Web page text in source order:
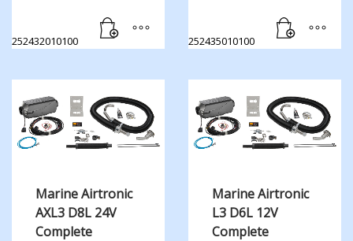
252432010100 252435010100
Marine Airtronic
AXL3 D8L 24V
Complete
Marine Airtronic
L3 D6L 12V
Complete